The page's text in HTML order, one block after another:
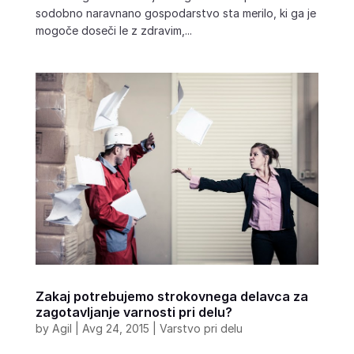
sodobno naravnano gospodarstvo sta merilo, ki ga je
mogoče doseči le z zdravim,...
Zakaj potrebujemo strokovnega delavca za
zagotavljanje varnosti pri delu?
by Agil Avg 24, 2015 Varstvo pri delu